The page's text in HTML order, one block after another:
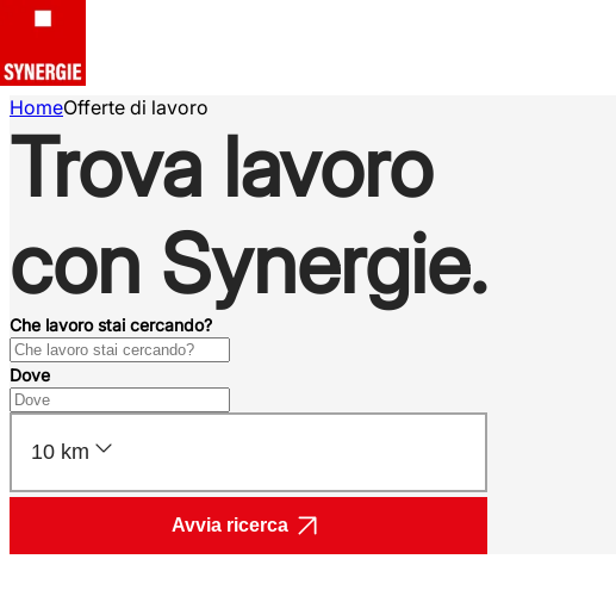
HomeOfferte di lavoro
Trova lavoro
con Synergie.
Che lavoro stai cercando?
Dove
10 km
Avvia ricerca